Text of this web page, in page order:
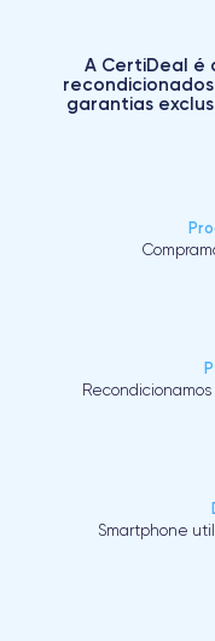
A CertiDeal é
garantias
Smartphone